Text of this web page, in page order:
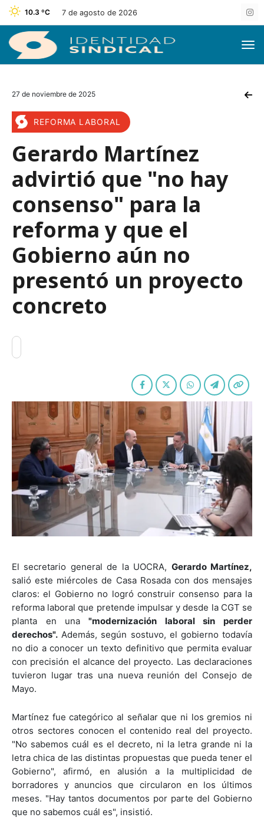
10.3 ºC 7 de agosto de 2026
27 de noviembre de 2025
REFORMA LABORAL
Gerardo Martínez
advirtió que "no hay
consenso" para la
reforma y que el
Gobierno aún no
presentó un proyecto
concreto
El secretario general de la UOCRA, Gerardo Martínez,
salió este miércoles de Casa Rosada con dos mensajes
claros: el Gobierno no logró construir consenso para la
reforma laboral que pretende impulsar y desde la CGT se
planta en una "modernización laboral sin perder
derechos". Además, según sostuvo, el gobierno todavía
no dio a conocer un texto definitivo que permita evaluar
con precisión el alcance del proyecto. Las declaraciones
tuvieron lugar tras una nueva reunión del Consejo de
Mayo.
Martínez fue categórico al señalar que ni los gremios ni
otros sectores conocen el contenido real del proyecto.
"No sabemos cuál es el decreto, ni la letra grande ni la
letra chica de las distintas propuestas que pueda tener el
Gobierno", afirmó, en alusión a la multiplicidad de
borradores y anuncios que circularon en los últimos
meses. "Hay tantos documentos por parte del Gobierno
que no sabemos cuál es", insistió.